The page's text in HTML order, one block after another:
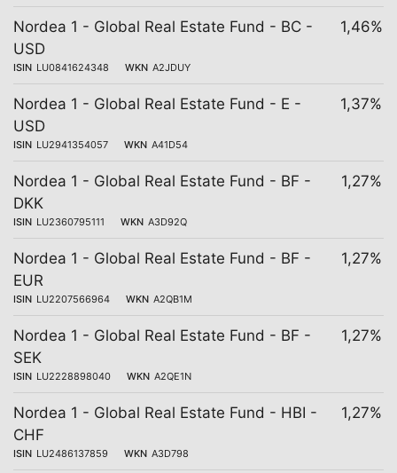
Nordea 1 - Global Real Estate Fund - BC -
USD
ISIN LU0841624348 WKN A2JDUY
1,46%
Nordea 1 - Global Real Estate Fund - E -
USD
ISIN LU2941354057 WKN A41D54
1,37%
Nordea 1 - Global Real Estate Fund - BF -
DKK
ISIN LU2360795111 WKN A3D92Q
1,27%
Nordea 1 - Global Real Estate Fund - BF -
EUR
ISIN LU2207566964 WKN A2QB1M
1,27%
Nordea 1 - Global Real Estate Fund - BF -
SEK
ISIN LU2228898040 WKN A2QE1N
1,27%
Nordea 1 - Global Real Estate Fund - HBI -
CHF
ISIN LU2486137859 WKN A3D798
1,27%